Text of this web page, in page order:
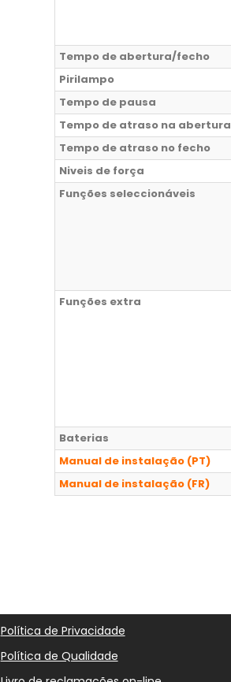
Tempo de abertura/fecho
Pirilampo
Tempo de pausa
Tempo de atraso na abertura
Tempo de atraso no fecho
Niveis de força
Funções seleccionáveis
Funções extra
Baterias
Manual de instalação (PT)
Manual de instalação (FR)
Política de Privacidade
Política de Qualidade